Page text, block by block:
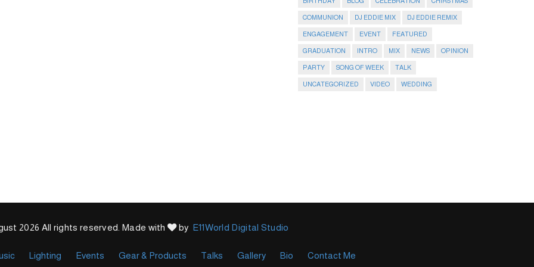
COMMUNION DJ EDDIE MIX DJ EDDIE REMIX
ENGAGEMENT EVENT FEATURED
GRADUATION INTRO MIX NEWS OPINION
PARTY SONG OF WEEK TALK
UNCATEGORIZED VIDEO WEDDING
2026 All rights reserved. Made with by E11World Digital Studio
Lighting Events Gear & Products Talks Gallery Bio Contact Me